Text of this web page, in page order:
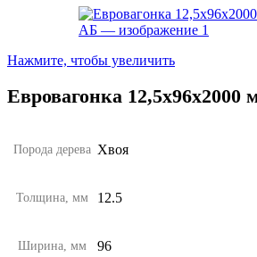
Нажмите, чтобы увеличить
Евровагонка 12,5х96х2000
Порода дерева Хвоя
Толщина, мм 12.5
Ширина, мм 96